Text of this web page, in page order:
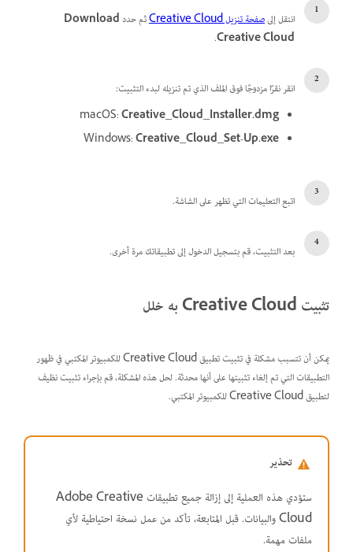
انتقل إلىصفحة تنزيل Creative Cloud ثم حددDownload
Creative Cloud
.
انقر نقرًا مزدوجًا فوق الملف الذي تم تنزيله لبدء التثبيت:
macOS:Creative_Cloud_Installer.dmg
Windows:Creative_Cloud_Set-Up.exe
اتبع التعليمات التي تظهر على الشاشة.
بعد التثبيت، قم بتسجيل الدخول إلى تطبيقاتك مرة أخرى.
تثبيت Creative Cloud به خلل
يمكن أن تتسبب مشكلة في تثبيت تطبيق Creative Cloud للكمبيوتر المكتبي في ظهور
التطبيقات التي تم إلغاء تثبيتها على أنها محدثة. لحل هذه المشكلة، قم بإجراء تثبيت نظيف
لتطبيق Creative Cloud للكمبيوتر المكتبي.
تحذير
ستؤدي هذه العملية إلى إزالة جميع تطبيقات Adobe Creative
Cloud والبيانات. قبل المتابعة، تأكد من عمل نسخة احتياطية لأي
ملفات مهمة.